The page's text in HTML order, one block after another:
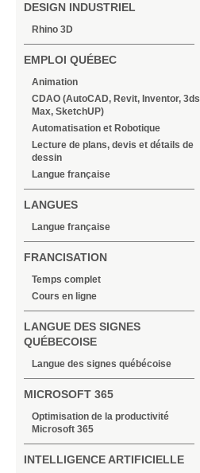
DESIGN INDUSTRIEL
Rhino 3D
EMPLOI QUÉBEC
Animation
CDAO (AutoCAD, Revit, Inventor, 3ds
Max, SketchUP)
Automatisation et Robotique
Lecture de plans, devis et détails de
dessin
Langue française
LANGUES
Langue française
FRANCISATION
Temps complet
Cours en ligne
LANGUE DES SIGNES
QUÉBECOISE
Langue des signes québécoise
MICROSOFT 365
Optimisation de la productivité
Microsoft 365
INTELLIGENCE ARTIFICIELLE